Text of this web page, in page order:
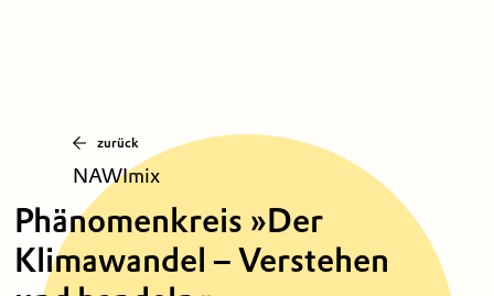
zurück
NAWImix
Phänomenkreis »Der
Klimawandel – Verstehen